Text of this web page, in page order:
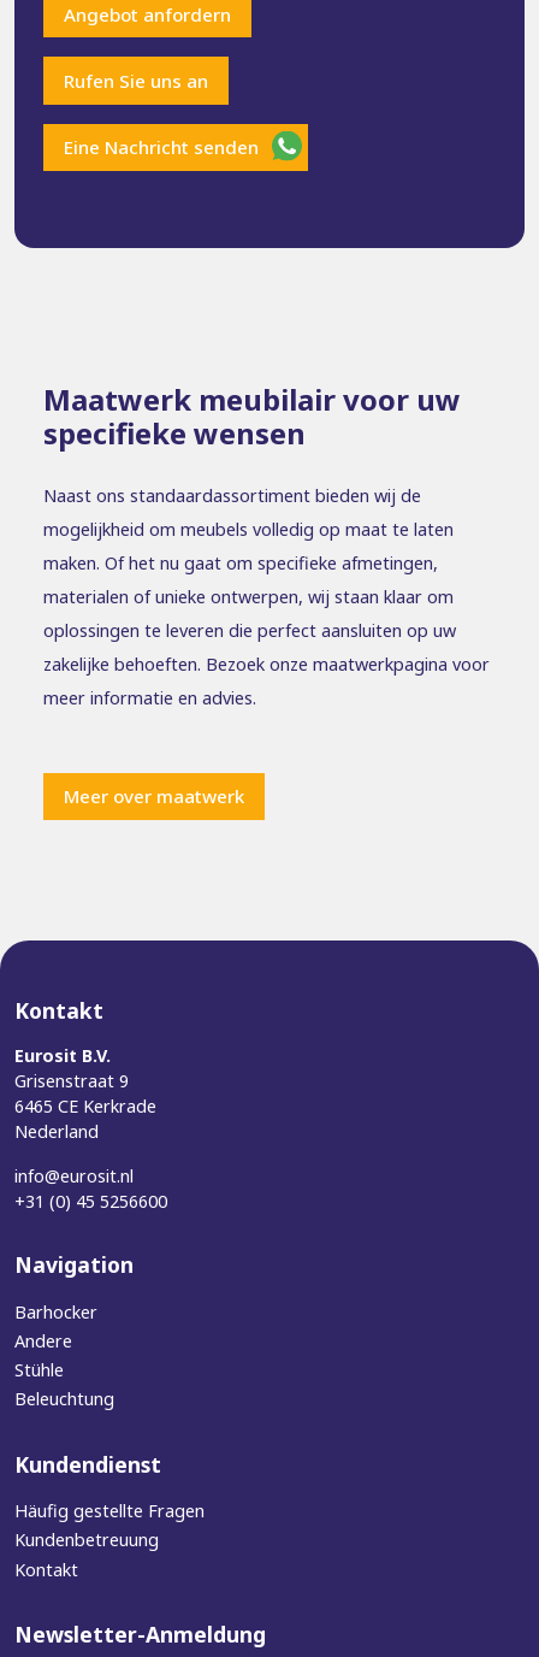
Angebot anfordern
Rufen Sie uns an
Eine Nachricht senden
Maatwerk meubilair voor uw
specifieke wensen
Naast ons standaardassortiment bieden wij de
mogelijkheid om meubels volledig op maat te laten
maken. Of het nu gaat om specifieke afmetingen,
materialen of unieke ontwerpen, wij staan klaar om
oplossingen te leveren die perfect aansluiten op uw
zakelijke behoeften. Bezoek onze maatwerkpagina voor
meer informatie en advies.
Meer over maatwerk
Kontakt
Eurosit B.V.
Grisenstraat 9
6465 CE Kerkrade
Nederland
info@eurosit.nl
+31 (0) 45 5256600
Navigation
Barhocker
Andere
Stühle
Beleuchtung
Kundendienst
Häufig gestellte Fragen
Kundenbetreuung
Kontakt
Newsletter-Anmeldung